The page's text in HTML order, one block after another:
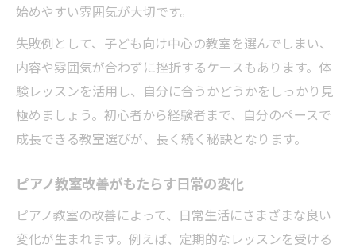
ピアノ教室で毎日の練習を継続するポイン
ト
始めやすい雰囲気が大切です。
失敗例として、子ども向け中心の教室を選んでしまい、
内容や雰囲気が合わずに挫折するケースもあります。体
験レッスンを活用し、自分に合うかどうかをしっかり見
極めましょう。初心者から経験者まで、自分のペースで
成長できる教室選びが、長く続く秘訣となります。
ピアノ教室改善がもたらす日常の変化
ピアノ教室の改善によって、日常生活にさまざまな良い
変化が生まれます。例えば、定期的なレッスンを受ける